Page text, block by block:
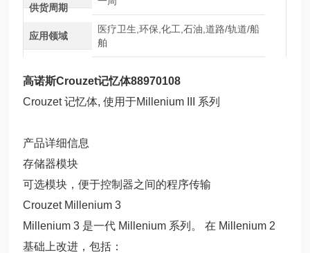
供货周期
应用领域
医疗卫生,环保,化工,石油,道路/轨道/船
舶
高诺斯Crouzet记忆体88970108
Crouzet 记忆体, 使用于Millenium III 系列
产品详细信息
存储器模块
可选模块，便于控制器之间的程序传输
Crouzet Millenium 3
Millenium 3 是一代 Millenium 系列。 在 Millenium 2
基础上改进，包括：